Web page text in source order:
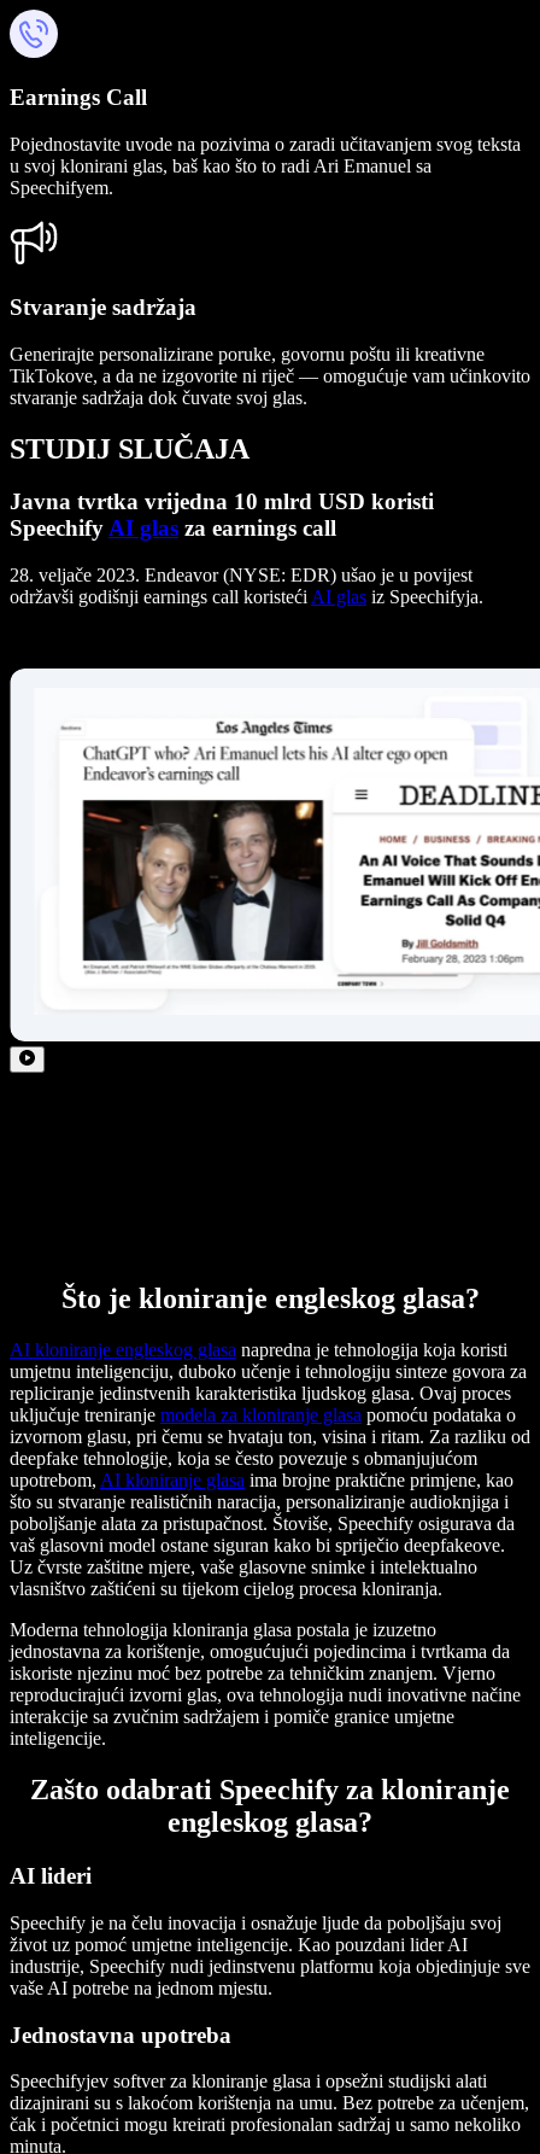
Earnings Call
Pojednostavite uvode na pozivima o zaradi učitavanjem svog teksta
u svoj klonirani glas, baš kao što to radi Ari Emanuel sa
Speechifyem.
Stvaranje sadržaja
Generirajte personalizirane poruke, govornu poštu ili kreativne
TikTokove, a da ne izgovorite ni riječ — omogućuje vam učinkovito
stvaranje sadržaja dok čuvate svoj glas.
STUDIJ SLUČAJA
Javna tvrtka vrijedna 10 mlrd USD koristi
SpeechifyAI glas za earnings call
28. veljače 2023. Endeavor (NYSE: EDR) ušao je u povijest
održavši godišnji earnings call koristeći AI glas iz Speechifyja.
Što je kloniranje engleskog glasa?
AI kloniranje engleskog glasa napredna je tehnologija koja koristi
umjetnu inteligenciju, duboko učenje i tehnologiju sinteze govora za
repliciranje jedinstvenih karakteristika ljudskog glasa. Ovaj proces
uključuje treniranje modela za kloniranje glasa pomoću podataka o
izvornom glasu, pri čemu se hvataju ton, visina i ritam. Za razliku od
deepfake tehnologije, koja se često povezuje s obmanjujućom
upotrebom, AI kloniranje glasa ima brojne praktične primjene, kao
što su stvaranje realističnih naracija, personaliziranje audioknjiga i
poboljšanje alata za pristupačnost. Štoviše, Speechify osigurava da
vaš glasovni model ostane siguran kako bi spriječio deepfakeove.
Uz čvrste zaštitne mjere, vaše glasovne snimke i intelektualno
vlasništvo zaštićeni su tijekom cijelog procesa kloniranja.
Moderna tehnologija kloniranja glasa postala je izuzetno
jednostavna za korištenje, omogućujući pojedincima i tvrtkama da
iskoriste njezinu moć bez potrebe za tehničkim znanjem. Vjerno
reproducirajući izvorni glas, ova tehnologija nudi inovativne načine
interakcije sa zvučnim sadržajem i pomiče granice umjetne
inteligencije.
Zašto odabrati Speechify za kloniranje
engleskog glasa?
AI lideri
Speechify je na čelu inovacija i osnažuje ljude da poboljšaju svoj
život uz pomoć umjetne inteligencije. Kao pouzdani lider AI
industrije, Speechify nudi jedinstvenu platformu koja objedinjuje sve
vaše AI potrebe na jednom mjestu.
Jednostavna upotreba
Speechifyjev softver za kloniranje glasa i opsežni studijski alati
dizajnirani su s lakoćom korištenja na umu. Bez potrebe za učenjem,
čak i početnici mogu kreirati profesionalan sadržaj u samo nekoliko
minuta.